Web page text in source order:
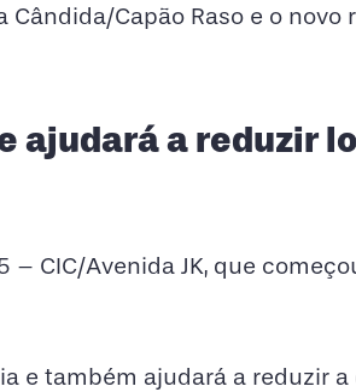
Capão Raso e o novo
ajudará a reduzir
CIC/Avenida JK, que
e também ajudará a reduzir